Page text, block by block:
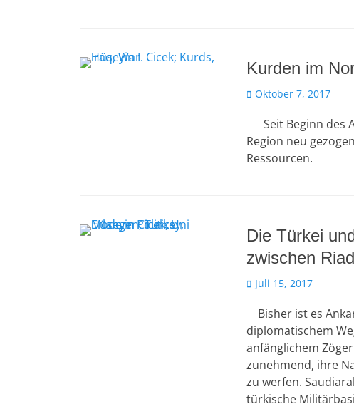
Kurden im
Veröffentlicht
Oktober 7, 2017
Seit Beginn des
Region neu
Ressourcen.
Die Türkei
zwischen
Veröffentlicht
Juli 15, 2017
Bisher ist es
diplomatischem
anfänglichem
zunehmend, ihre
zu werfen.
türkische